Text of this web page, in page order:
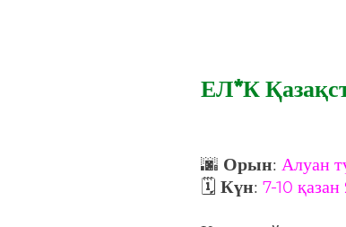
ЕЛ*К
🌆 Орын: Алуан
🗓 Күн: 7-10